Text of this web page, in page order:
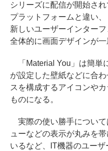
シリーズに配信が開始さ
プラットフォームと違い
新しいユーザーインター
全体的に画面デザインが一
「Material You」は簡単
が設定した壁紙などに合
スを構成するアイコンや
ものになる。
実際の使い勝手について
ューなどの表示が丸みを
いるなど、IT機器のユー